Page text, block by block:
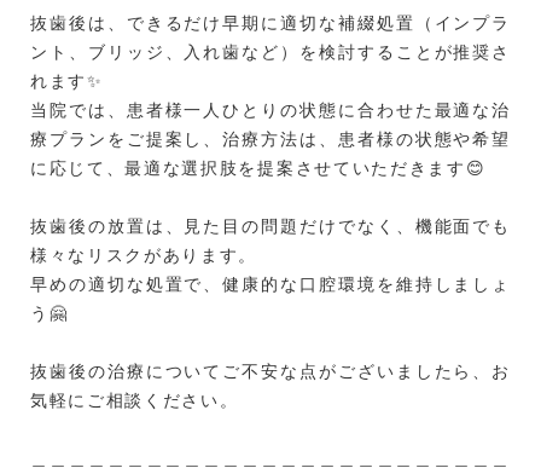
抜歯後は、できるだけ早期に適切な補綴処置（インプラ
ント、ブリッジ、入れ歯など）を検討することが推奨さ
れます✨
当院では、患者様一人ひとりの状態に合わせた最適な治
療プランをご提案し、治療方法は、患者様の状態や希望
に応じて、最適な選択肢を提案させていただきます😊
抜歯後の放置は、見た目の問題だけでなく、機能面でも
様々なリスクがあります。
早めの適切な処置で、健康的な口腔環境を維持しましょ
う🤗
抜歯後の治療についてご不安な点がございましたら、お
気軽にご相談ください。